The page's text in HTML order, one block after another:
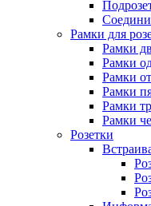
Рамки для
Рамки
Рамки
Рамки
Рамки
Рамки
Рамки
Розетки